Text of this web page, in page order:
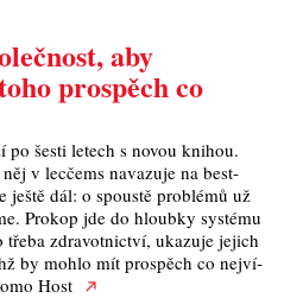
aby
prospěch co
šes­ti letech s novou kni­hou.
v lec­čems nava­zu­je na best­
ješ­tě dál: o spous­tě pro­blé­mů už
Pro­kop jde do hloub­ky sys­té­mu
zdra­vot­nic­tví, uka­zu­je jejich
by moh­lo mít pro­spěch co nej­ví­
Host